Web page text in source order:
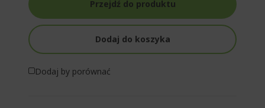
Przejdź do produktu
Dodaj do koszyka
Dodaj by porównać